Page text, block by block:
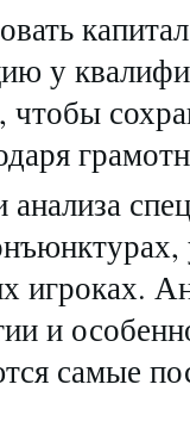
у
чтобы
игроках.
и
самые